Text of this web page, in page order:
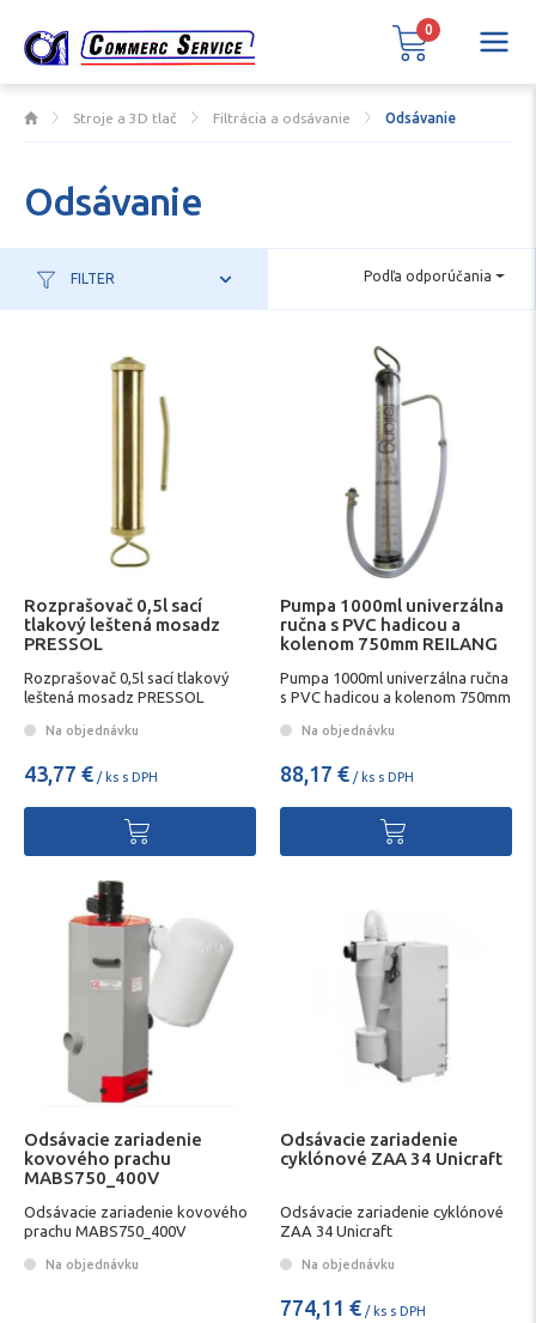
Stroje a 3D tlač Filtrácia a odsávanie Odsávanie
Odsávanie
FILTER Podľa odporúčania
Rozprašovač 0,5l sací
tlakový leštená mosadz
PRESSOL
Rozprašovač 0,5l sací tlakový
leštená mosadz PRESSOL
Na objednávku
43,77 € / ks s DPH
Pumpa 1000ml univerzálna
ručna s PVC hadicou a
kolenom 750mm REILANG
Pumpa 1000ml univerzálna ručna
s PVC hadicou a kolenom 750mm
Na objednávku
88,17 € / ks s DPH
Odsávacie zariadenie
kovového prachu
MABS750_400V
Odsávacie zariadenie kovového
prachu MABS750_400V
Na objednávku
Odsávacie zariadenie
cyklónové ZAA 34 Unicraft
Odsávacie zariadenie cyklónové
ZAA 34 Unicraft
Na objednávku
774,11 € / ks s DPH
0